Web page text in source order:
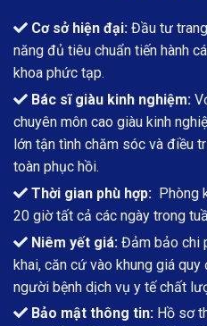
Cơ sở hiện đại: Đầu tư
năng đủ tiêu chuẩn tiến hành
khoa phức tạp.
Bác sĩ giàu kinh nghiệm:
chuyên môn cao giàu kinh
lớn tận tình chăm sóc và điều
toàn phục hồi.
Thời gian phù hợp: Phòng
20 giờ tất cả các ngày trong
Niêm yết giá: Đảm bảo chi
khai, căn cứ vào khung giá
người bệnh dịch vụ y tế chất
Bảo mật thông tin: Hồ sơ